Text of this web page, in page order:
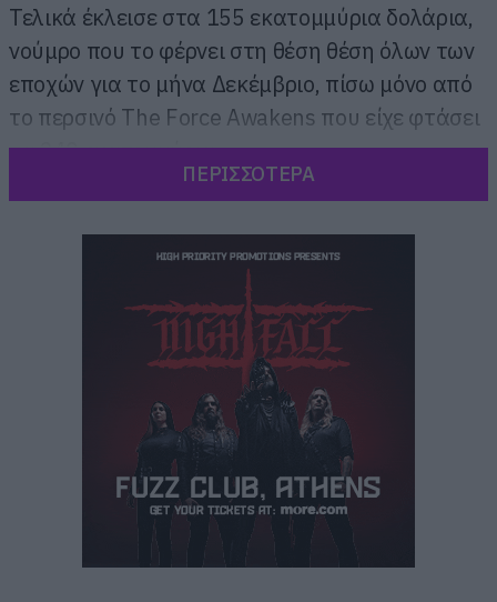
Τελικά έκλεισε στα 155 εκατομμύρια δολάρια,
νούμρο που το φέρνει στη θέση θέση όλων των
εποχών για το μήνα Δεκέμβριο, πίσω μόνο από
το περσινό The Force Awakens που είχε φτάσει
τα 240 εκατομμύρια.
ΠΕΡΙΣΣΟΤΕΡΑ